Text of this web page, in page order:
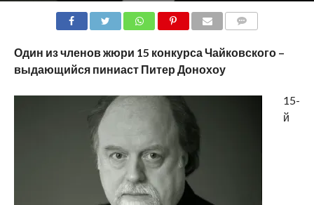
Один из членов жюри 15 конкурса Чайковского –
выдающийся пиниаст Питер Донохоу
15-
й